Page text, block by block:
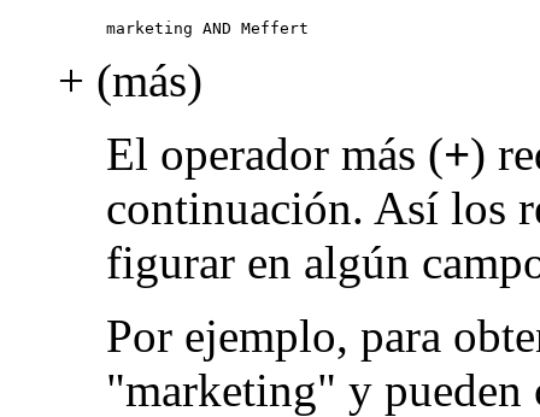
marketing AND Meffert
+ (más)
El operador más (+)
continuación. Así los
figurar en algún
Por ejemplo, para
"marketing" y